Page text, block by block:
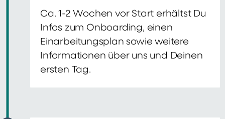
Ca. 1-2 Wochen vor Start erhältst Du
Infos zum Onboarding, einen
Einarbeitungsplan sowie weitere
Informationen über uns und Deinen
ersten Tag.